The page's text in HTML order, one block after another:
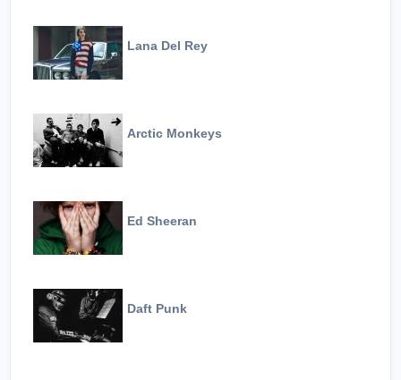
Lana Del Rey
Arctic Monkeys
Ed Sheeran
Daft Punk